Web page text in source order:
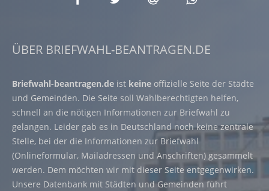
ÜBER BRIEFWAHL-BEANTRAGEN.DE
Briefwahl-beantragen.de ist keine offizielle Seite der Städte
und Gemeinden. Die Seite soll Wahlberechtigten helfen,
schnell an die nötigen Informationen zur Briefwahl zu
gelangen. Leider gab es in Deutschland noch keine zentrale
Stelle, bei der die Informationen zur Briefwahl
(Onlineformular, Mailadressen und Anschriften) gesammelt
werden. Dem möchten wir mit dieser Seite entgegenwirken.
Unsere Datenbank mit Städten und Gemeinden führt